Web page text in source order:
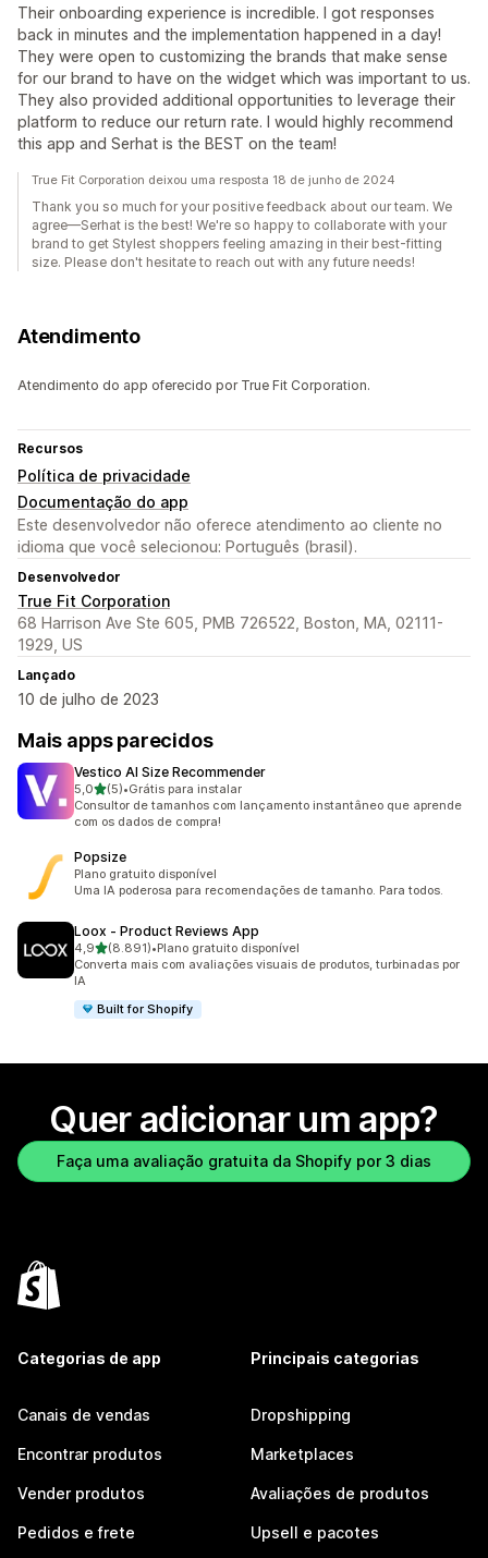
Their onboarding experience is incredible. I got responses
back in minutes and the implementation happened in a day!
They were open to customizing the brands that make sense
for our brand to have on the widget which was important to us.
They also provided additional opportunities to leverage their
platform to reduce our return rate. I would highly recommend
this app and Serhat is the BEST on the team!
True Fit Corporation deixou uma resposta 18 de junho de 2024
Thank you so much for your positive feedback about our team. We
agree—Serhat is the best! We're so happy to collaborate with your
brand to get Stylest shoppers feeling amazing in their best-fitting
size. Please don't hesitate to reach out with any future needs!
Atendimento
Atendimento do app oferecido por True Fit Corporation.
Recursos
Política de privacidade
Documentação do app
Este desenvolvedor não oferece atendimento ao cliente no
idioma que você selecionou: Português (brasil).
Desenvolvedor
True Fit Corporation
68 Harrison Ave Ste 605, PMB 726522, Boston, MA, 02111-
1929, US
Lançado
10 de julho de 2023
Mais apps parecidos
Vestico AI Size Recommender
5,0de 5 estrelas
(5)
5 avaliações ao todo
•Grátis para instalar
Consultor de tamanhos com lançamento instantâneo que aprende
com os dados de compra!
Popsize
Plano gratuito disponível
Uma IA poderosa para recomendações de tamanho. Para todos.
Loox ‑ Product Reviews App
4,9de 5 estrelas
(8.891)
8891 avaliações ao todo
•Plano gratuito disponível
Converta mais com avaliações visuais de produtos, turbinadas por
IA
Built for Shopify
Quer adicionar um app?
Faça uma avaliação gratuita da Shopify por 3 dias
Categorias de app
Canais de vendas
Encontrar produtos
Vender produtos
Pedidos e frete
Principais categorias
Dropshipping
Marketplaces
Avaliações de produtos
Upsell e pacotes